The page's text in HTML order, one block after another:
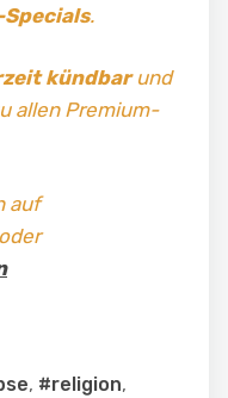
.
kündbarund
allen Premium-
auf
, #religion,